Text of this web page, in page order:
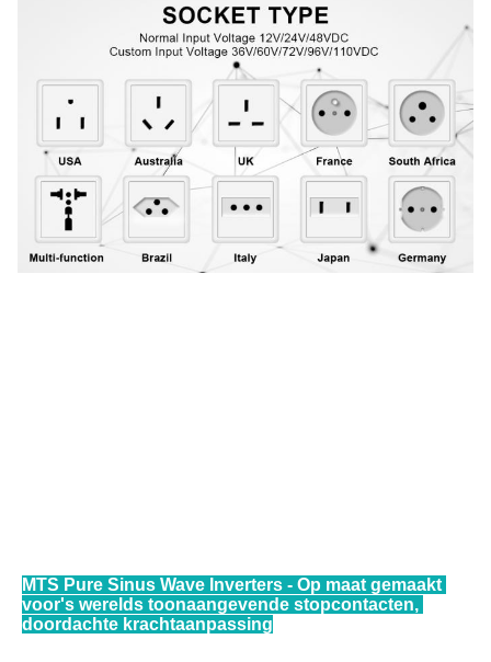
MTS Pure Sinus Wave Inverters - Op maat gemaakt
voor's werelds toonaangevende stopcontacten,
doordachte krachtaanpassing